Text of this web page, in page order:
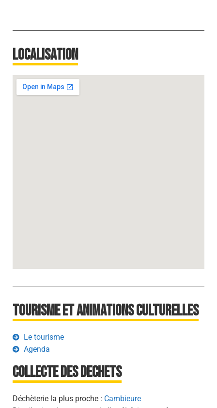
Localisation
Tourisme et animations culturelles
Le tourisme
Agenda
Collecte des dechets
Déchèterie la plus proche : Cambieure